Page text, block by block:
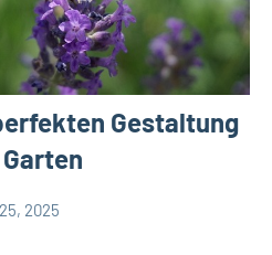
Gestaltung
2025